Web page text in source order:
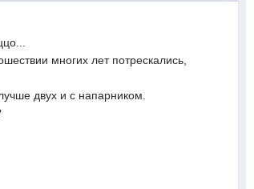
многих лет потрескались,
двух и с напарником.